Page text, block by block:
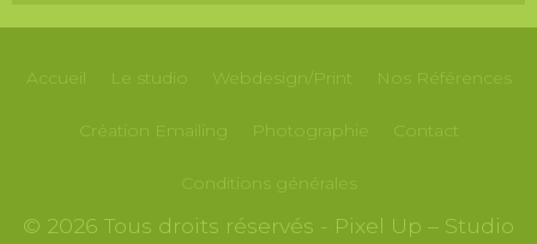
Accueil Le studio Webdesign/Print Nos Références
Création Emailing Photographie Contact
Conditions générales
© 2026 Tous droits réservés - Pixel Up – Studio